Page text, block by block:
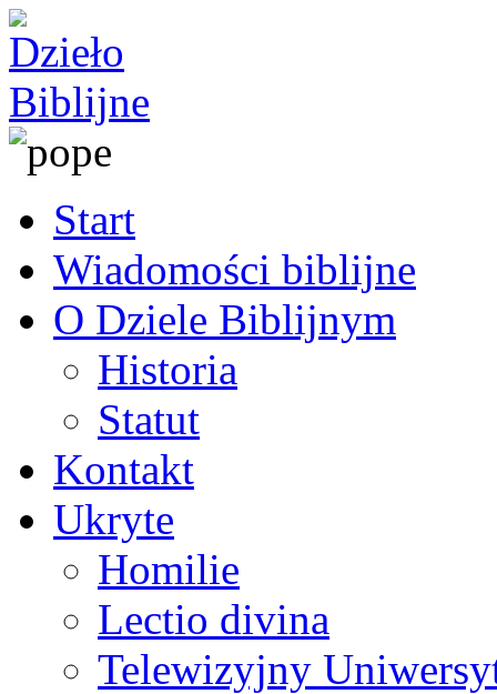
Start
Wiadomości biblijne
O Dziele Biblijnym
Historia
Statut
Kontakt
Ukryte
Homilie
Lectio divina
Telewizyjny